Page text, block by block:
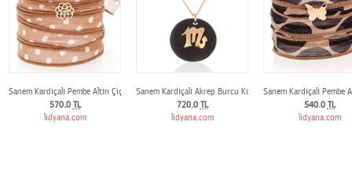
Sanem Kardıçalı Pembe Altın Çiçek Bileklik
570.0 TL
lidyana.com
Sanem Kardıçalı Akrep Burcu Kolye
720.0 TL
lidyana.com
Sanem Kardıçalı Pembe
540.0 TL
lidyana.com